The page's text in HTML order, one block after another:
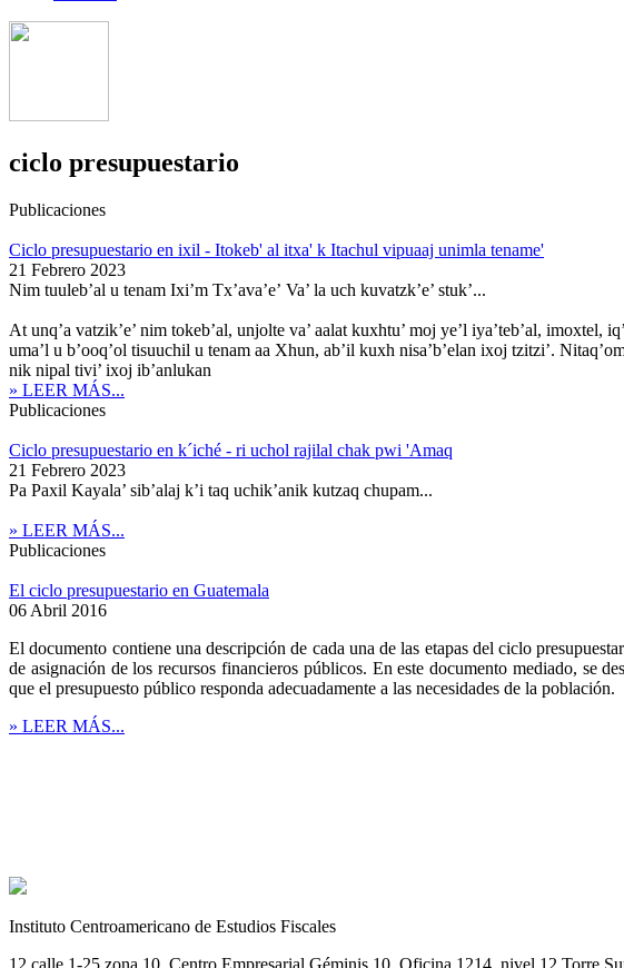
ciclo presupuestario
Publicaciones
Ciclo presupuestario en ixil - Itokeb' al itxa' k Itachul vipuaaj unimla tename'
21 Febrero 2023
Nim tuuleb’al u tenam Ixi’m Tx’ava’e’ Va’ la uch kuvatzk’e’ stuk’...
At unq’a vatzik’e’ nim tokeb’al, unjolte va’ aalat kuxhtu’ moj ye’l iya’teb’al,
uma’l u b’ooq’ol tisuuchil u tenam aa Xhun, ab’il kuxh nisa’b’elan ixoj tzitzi’.
nik nipal tivi’ ixoj ib’anlukan
» LEER MÁS...
Publicaciones
Ciclo presupuestario en k´iché - ri uchol rajilal chak pwi 'Amaq
21 Febrero 2023
Pa Paxil Kayala’ sib’alaj k’i taq uchik’anik kutzaq chupam...
» LEER MÁS...
Publicaciones
El ciclo presupuestario en Guatemala
06 Abril 2016
El documento contiene una descripción de cada una de las etapas del ciclo
de asignación de los recursos financieros públicos. En este documento mediado, se
que el presupuesto público responda adecuadamente a las necesidades de la población.
» LEER MÁS...
Instituto Centroamericano de Estudios Fiscales
12 calle 1-25 zona 10, Centro Empresarial Géminis 10. Oficina 1214, nivel 12 Torre